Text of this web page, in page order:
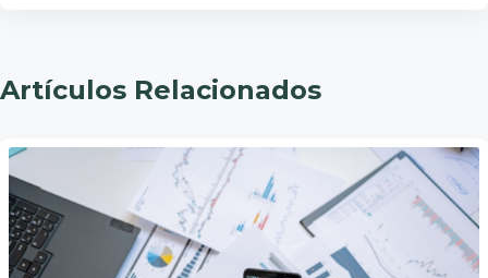
Artículos Relacionados